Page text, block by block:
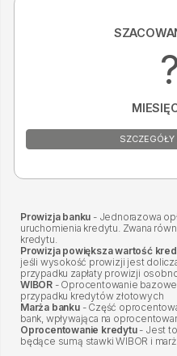
?
SZCZEGÓŁY
Prowizja banku - Jednorazowa
uruchomienia kredytu. Zwana
kredytu.
Prowizja powiększa wartość
jeśli wysokość prowizji jest
przypadku zapłaty prowizji
WIBOR - Oprocentowanie
przypadku kredytów złotowych
Marża banku- Część
bank, wpływająca na
Oprocentowanie kredytu- Jest
będące sumą stawki WIBOR i